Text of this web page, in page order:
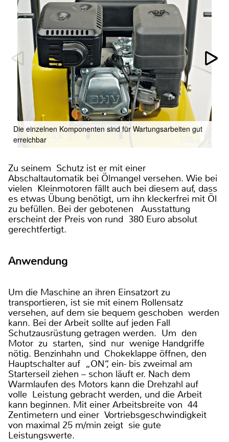
Die einzelnen Komponenten sind für Wartungsarbeiten gut
erreichbar
Zu seinem Schutz ist er mit einer
Abschaltautomatik bei Ölmangel versehen. Wie bei
vielen Kleinmotoren fällt auch bei diesem auf, dass
es etwas Übung benötigt, um ihn kleckerfrei mit Öl
zu befüllen. Bei der gebotenen Ausstattung
erscheint der Preis von rund 380 Euro absolut
gerechtfertigt.
Anwendung
Um die Maschine an ihren Einsatzort zu
transportieren, ist sie mit einem Rollensatz
versehen, auf dem sie bequem geschoben werden
kann. Bei der Arbeit sollte auf jeden Fall
Schutzausrüstung getragen werden. Um den
Motor zu starten, sind nur wenige Handgriffe
nötig. Benzinhahn und Chokeklappe öffnen, den
Hauptschalter auf „ON“, ein- bis zweimal am
Starterseil ziehen – schon läuft er. Nach dem
Warmlaufen des Motors kann die Drehzahl auf
volle Leistung gebracht werden, und die Arbeit
kann beginnen. Mit einer Arbeitsbreite von 44
Zentimetern und einer Vortriebsgeschwindigkeit
von maximal 25 m/min zeigt sie gute
Leistungswerte.